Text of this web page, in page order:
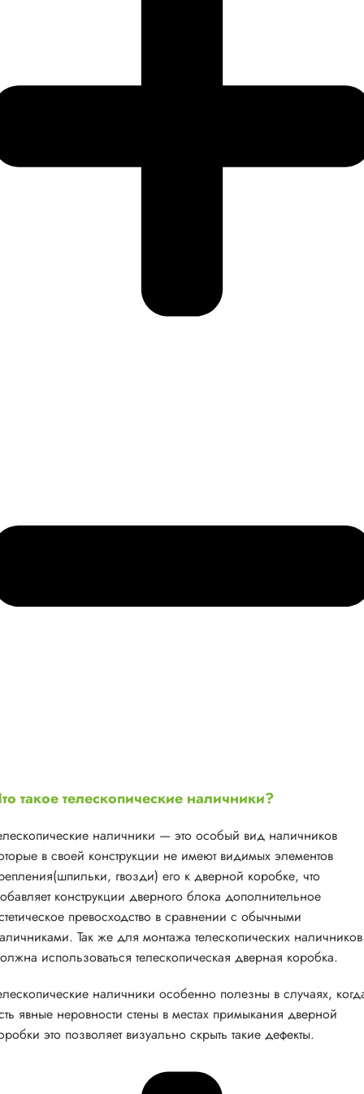
такое телескопические наличники?
наличники — это особый вид наличников
в своей конструкции не имеют видимых элементов
гвозди) его к дверной коробке, что
конструкции дверного блока дополнительное
превосходство в сравнении с обычными
Так же для монтажа телескопических наличников
использоваться телескопическая дверная коробка.
наличники особенно полезны в случаях,
явные неровности стены в местах примыкания дверной
это позволяет визуально скрыть такие дефекты.